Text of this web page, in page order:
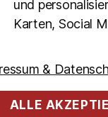
Stöckel,
ist die Kunst, die
Burlesque-
zeigen nie
und
Karten, Social
&
ALLE